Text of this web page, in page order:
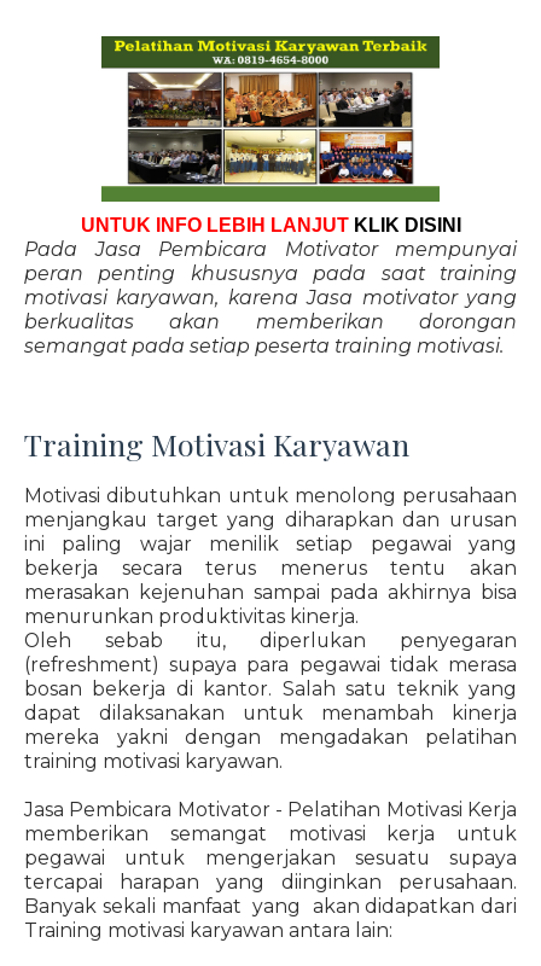
UNTUK INFO LEBIH LANJUT KLIK DISINI
Pada Jasa Pembicara Motivator mempunyai
peran penting khususnya pada saat training
motivasi karyawan, karena Jasa motivator yang
berkualitas akan memberikan dorongan
semangat pada setiap peserta training motivasi.
Training Motivasi Karyawan
Motivasi dibutuhkan untuk menolong perusahaan
menjangkau target yang diharapkan dan urusan
ini paling wajar menilik setiap pegawai yang
bekerja secara terus menerus tentu akan
merasakan kejenuhan sampai pada akhirnya bisa
menurunkan produktivitas kinerja.
Oleh sebab itu, diperlukan penyegaran
(refreshment) supaya para pegawai tidak merasa
bosan bekerja di kantor. Salah satu teknik yang
dapat dilaksanakan untuk menambah kinerja
mereka yakni dengan mengadakan pelatihan
training motivasi karyawan.
Jasa Pembicara Motivator - Pelatihan Motivasi Kerja
memberikan semangat motivasi kerja untuk
pegawai untuk mengerjakan sesuatu supaya
tercapai harapan yang diinginkan perusahaan.
Banyak sekali manfaat yang akan didapatkan dari
Training motivasi karyawan antara lain: